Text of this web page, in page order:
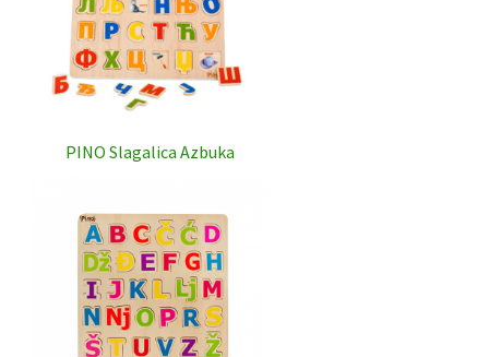
PINO Slagalica Azbuka